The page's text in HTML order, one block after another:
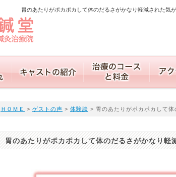
胃のあたりがポカポカして体のだるさがかなり軽減された
ＨＯＭＥ > ゲストの声 > 体験談 > 胃のあたりがポカポカして
胃のあたりがポカポカして体のだるさがかなり